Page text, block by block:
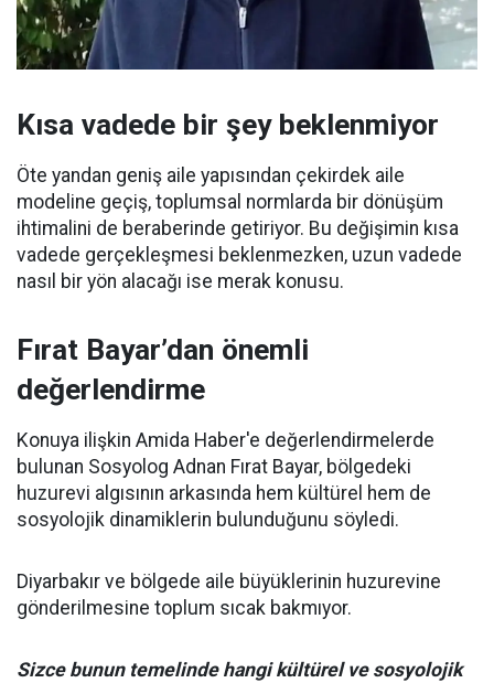
Kısa vadede bir şey beklenmiyor
Öte yandan geniş aile yapısından çekirdek aile
modeline geçiş, toplumsal normlarda bir dönüşüm
ihtimalini de beraberinde getiriyor. Bu değişimin kısa
vadede gerçekleşmesi beklenmezken, uzun vadede
nasıl bir yön alacağı ise merak konusu.
Fırat Bayar’dan önemli
değerlendirme
Konuya ilişkin Amida Haber'e değerlendirmelerde
bulunan Sosyolog Adnan Fırat Bayar, bölgedeki
huzurevi algısının arkasında hem kültürel hem de
sosyolojik dinamiklerin bulunduğunu söyledi.
Diyarbakır ve bölgede aile büyüklerinin huzurevine
gönderilmesine toplum sıcak bakmıyor.
Sizce bunun temelinde hangi kültürel ve sosyolojik